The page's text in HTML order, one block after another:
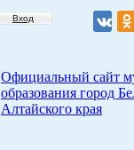
Вход
Официальный сайт
образования город
Алтайского края